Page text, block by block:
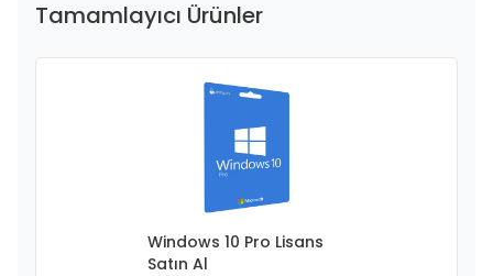
Tamamlayıcı Ürünler
Windows 10 Pro Lisans
Satın Al